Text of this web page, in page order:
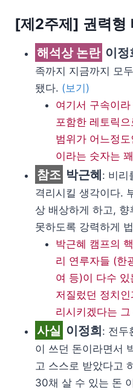
[제2주제] 권력형
해석상 논란 이정
족까지 지금까지 모
됐다. (보기)
여기서 구속이
포함한 레토릭
범위가 어느정
이라는 숫자는
참조 박근혜: 비리
격리시킬 생각이다.
상 배상하게 하고,
못하도록 강력하게
박근혜 캠프의
리 연루자들 (한
여 등)이 다수
저질렀던 정치
리시키겠다는
사실 이정희: 전두
이 쓰던 돈이라면서
고 스스로 받았다고
30채 살 수 있는 돈